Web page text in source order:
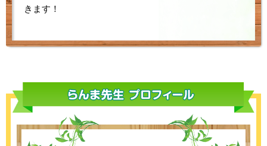
きます！